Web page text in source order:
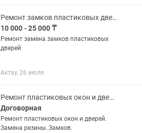
Ремонт замков пластиковых дверей
10 000 - 25 000 ₸
Ремонт замена замков пластиковых
дверей
Актау, 26 июля
Ремонт пластиковых окон и дверей.
Договорная
Ремонт пластиковых окон и дверей.
Замена резины..Замков.